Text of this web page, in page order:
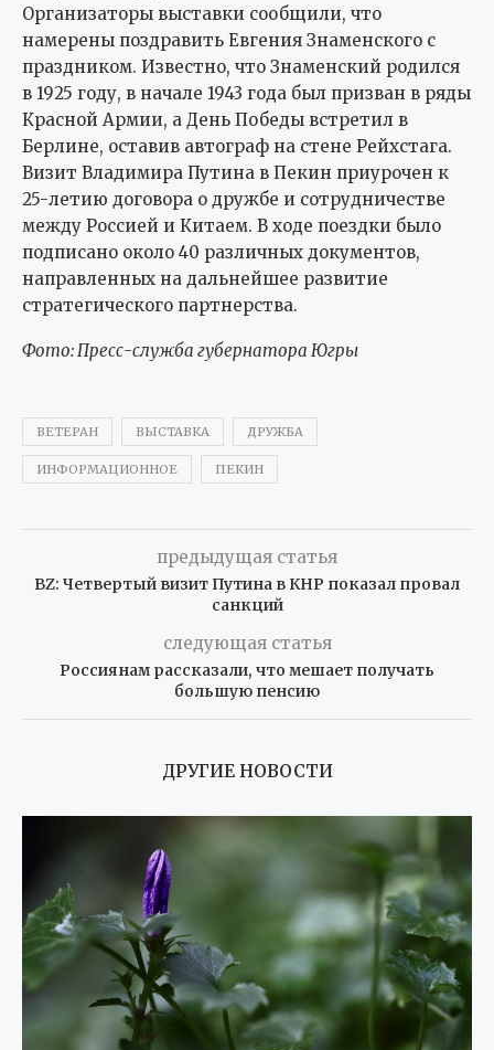
Организаторы выставки сообщили, что
намерены поздравить Евгения Знаменского с
праздником. Известно, что Знаменский родился
в 1925 году, в начале 1943 года был призван в ряды
Красной Армии, а День Победы встретил в
Берлине, оставив автограф на стене Рейхстага.
Визит Владимира Путина в Пекин приурочен к
25-летию договора о дружбе и сотрудничестве
между Россией и Китаем. В ходе поездки было
подписано около 40 различных документов,
направленных на дальнейшее развитие
стратегического партнерства.
Фото: Пресс-служба губернатора Югры
ВЕТЕРАН ВЫСТАВКА ДРУЖБА
ИНФОРМАЦИОННОЕ ПЕКИН
предыдущая статья
BZ: Четвертый визит Путина в КНР показал провал
санкций
следующая статья
Россиянам рассказали, что мешает получать
большую пенсию
ДРУГИЕ НОВОСТИ